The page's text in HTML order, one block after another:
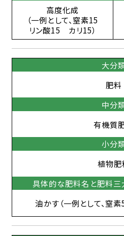
高度化成
（一例として、窒素15
リン酸15 カリ15）
大分
肥料
中分
有機質
小分
植物肥
具体的な肥料名と肥料三
油かす（一例として、窒